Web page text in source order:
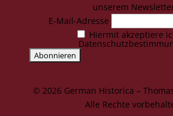
unserem
E-Mail-Adresse
Hiermit akzeptiere
© 2026 German Historica –
Alle Rechte